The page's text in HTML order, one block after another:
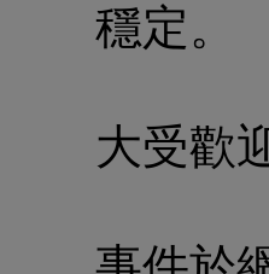
穩定。
大受歡